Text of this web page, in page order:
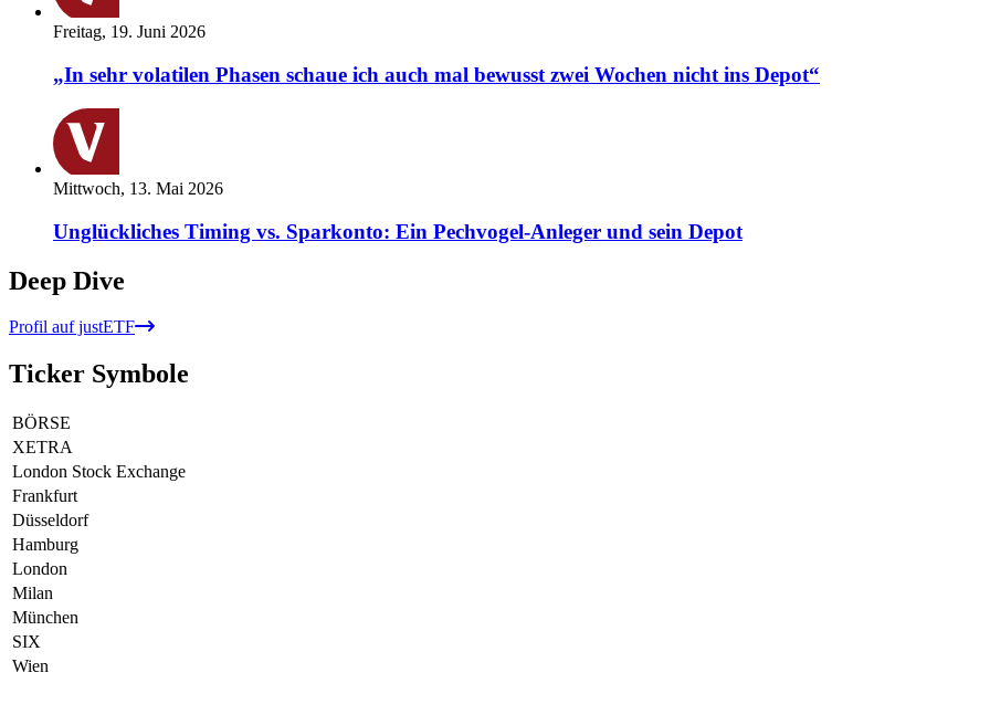
Freitag, 19. Juni 2026
„In sehr volatilen Phasen schaue ich auch mal bewusst zwei Wochen nicht ins Depot“
Mittwoch, 13. Mai 2026
Unglückliches Timing vs. Sparkonto: Ein Pechvogel-Anleger und sein Depot
Deep Dive
Profil auf justETF
Ticker Symbole
BÖRSE
XETRA
London Stock Exchange
Frankfurt
Düsseldorf
Hamburg
London
Milan
München
SIX
Wien